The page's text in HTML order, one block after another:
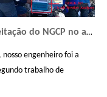
Concluiu com êxito o trabalho de aceitação do NGCP no analisador de disjuntores GDGK-307
engenheiro foi a
trabalho de